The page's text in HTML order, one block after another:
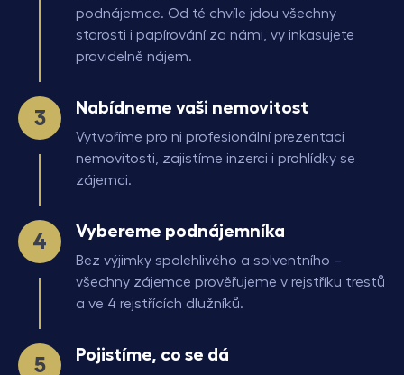
podnájemce. Od té chvíle jdou všechny
starosti i papírování za námi, vy inkasujete
pravidelně nájem.
Nabídneme vaši nemovitost
Vytvoříme pro ni profesionální prezentaci
nemovitosti, zajistíme inzerci i prohlídky se
zájemci.
Vybereme podnájemníka
Bez výjimky spolehlivého a solventního –
všechny zájemce prověřujeme v rejstříku trestů
a ve 4 rejstřících dlužníků.
Pojistíme, co se dá